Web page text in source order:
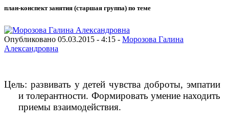
план-конспект занятия (старшая группа) по теме
Опубликовано 05.03.2015 - 4:15 - Морозова Галина
Александровна
Цель: развивать у детей чувства доброты, эмпатии
и толерантности. Формировать умение находить
приемы взаимодействия.